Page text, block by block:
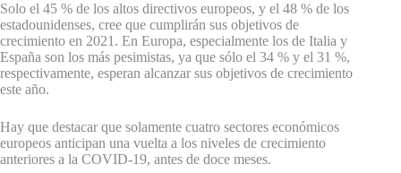
Solo el 45 % de los altos directivos europeos, y el 48 % de los
estadounidenses, cree que cumplirán sus objetivos de
crecimiento en 2021. En Europa, especialmente los de Italia y
España son los más pesimistas, ya que sólo el 34 % y el 31 %,
respectivamente, esperan alcanzar sus objetivos de crecimiento
este año.
Hay que destacar que solamente cuatro sectores económicos
europeos anticipan una vuelta a los niveles de crecimiento
anteriores a la COVID-19, antes de doce meses.